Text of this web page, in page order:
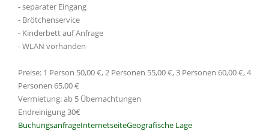
- separater Eingang
- Brötchenservice
- Kinderbett auf Anfrage
- WLAN vorhanden
Preise: 1 Person 50,00 €, 2 Personen 55,00 €, 3 Personen 60,00 €, 4
Personen 65,00 €
Vermietung: ab 5 Übernachtungen
Endreinigung 30€
BuchungsanfrageInternetseiteGeografische Lage